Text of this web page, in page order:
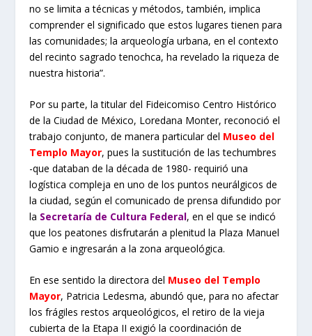
no se limita a técnicas y métodos, también, implica
comprender el significado que estos lugares tienen para
las comunidades; la arqueología urbana, en el contexto
del recinto sagrado tenochca, ha revelado la riqueza de
nuestra historia”.
Por su parte, la titular del Fideicomiso Centro Histórico
de la Ciudad de México, Loredana Monter, reconoció el
trabajo conjunto, de manera particular del Museo del
Templo Mayor, pues la sustitución de las techumbres
-que databan de la década de 1980- requirió una
logística compleja en uno de los puntos neurálgicos de
la ciudad, según el comunicado de prensa difundido por
la Secretaría de Cultura Federal, en el que se indicó
que los peatones disfrutarán a plenitud la Plaza Manuel
Gamio e ingresarán a la zona arqueológica.
En ese sentido la directora del Museo del Templo
Mayor, Patricia Ledesma, abundó que, para no afectar
los frágiles restos arqueológicos, el retiro de la vieja
cubierta de la Etapa II exigió la coordinación de